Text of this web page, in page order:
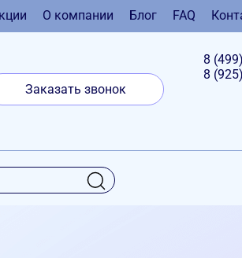
О компании Блог FAQ
Заказать звонок
8 (499)
8 (925)